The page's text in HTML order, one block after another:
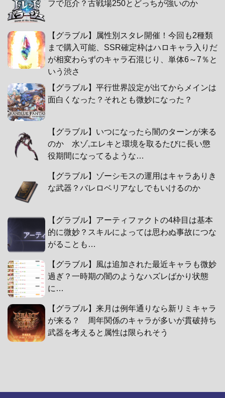
フで厄介？古戦場250とどっちが強いのか
【グラブル】属性別スタレ開催！今回も2種類
まで購入可能、SSR確定枠はハロキャラ入りだ
が相変わらずのキャラ石混じり、単体6～7％と
いう渋さ
【グラブル】平行世界設定が出てからメインは
面白くなった？それとも微妙になった？
【グラブル】いつになったら闇のターンが来る
のか 水ゾ,エレキと環境を取るたびに長い懲
役期間になってるような…
【グラブル】ゾーシモスの運用はキャラありき
な武器？バレロベリアなしでもいけるのか
【グラブル】アーティファクトの4枠目は基本
的に微妙？スキルによっては思わぬ事故につな
がることも…
【グラブル】風は追加された最近キャラも微妙
過ぎ？一時期の闇のようなハズレばかり状態
に…
【グラブル】来月は例年通りなら新リミキャラ
が来る？ 周年関係のキャラが多いが貫破持ち
武器を考えると属性は限られそう